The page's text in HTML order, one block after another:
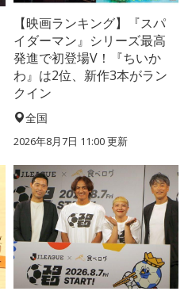
【映画ランキング】『スパ
イダーマン』シリーズ最高
発進で初登場V！『ちいか
わ』は2位、新作3本がラン
クイン
全国
2026年8月7日 11:00更新